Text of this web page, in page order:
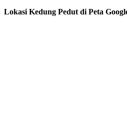
Lokasi Kedung Pedut di Peta